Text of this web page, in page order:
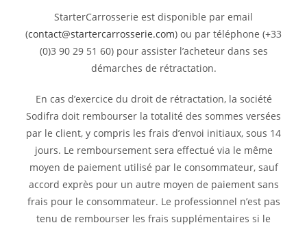
StarterCarrosserie est disponible par email
(contact@startercarrosserie.com) ou par téléphone (+33
(0)3 90 29 51 60) pour assister l’acheteur dans ses
démarches de rétractation.
En cas d’exercice du droit de rétractation, la société
Sodifra doit rembourser la totalité des sommes versées
par le client, y compris les frais d’envoi initiaux, sous 14
jours. Le remboursement sera effectué via le même
moyen de paiement utilisé par le consommateur, sauf
accord exprès pour un autre moyen de paiement sans
frais pour le consommateur. Le professionnel n’est pas
tenu de rembourser les frais supplémentaires si le